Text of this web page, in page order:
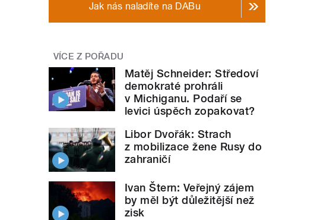
Jak nás naladíte na DABu
VÍCE Z POŘADU
Matěj Schneider: Středoví
demokraté prohráli
v Michiganu. Podaří se
levici úspěch zopakovat?
Libor Dvořák: Strach
z mobilizace žene Rusy do
zahraničí
Ivan Štern: Veřejný zájem
by měl být důležitější než
zisk